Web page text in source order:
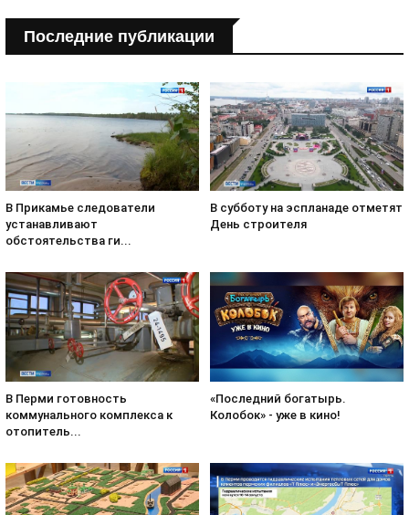
Последние публикации
В Прикамье следователи
устанавливают
обстоятельства ги...
В субботу на эспланаде отметят
День строителя
В Перми готовность
коммунального комплекса к
отопитель...
«Последний богатырь.
Колобок» - уже в кино!